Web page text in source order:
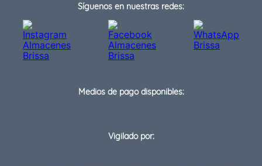
Síguenos en nuestras redes:
Medios de pago disponibles:
Vigilado por: